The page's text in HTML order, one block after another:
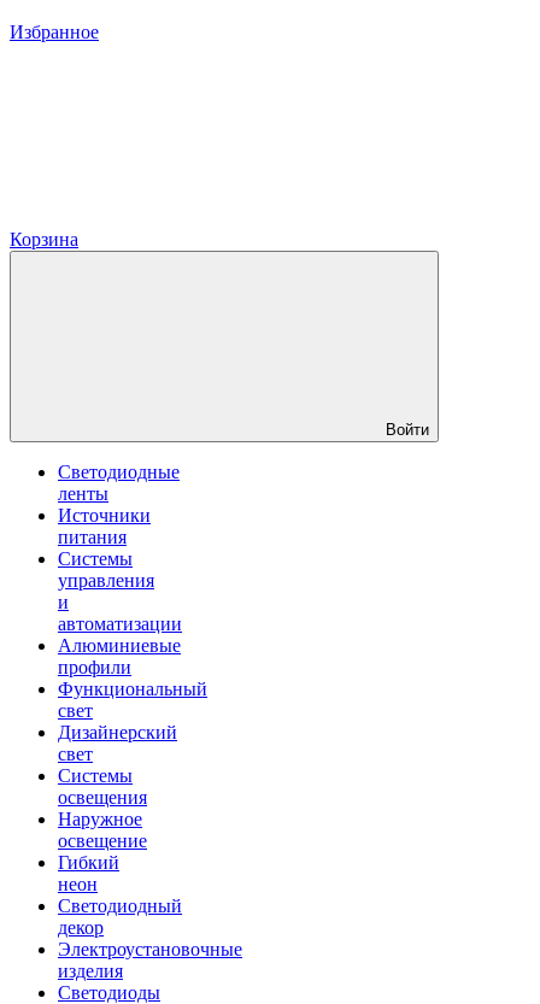
Избранное
Корзина
Войти
Светодиодные
ленты
Источники
питания
Системы
управления
и
автоматизации
Алюминиевые
профили
Функциональный
свет
Дизайнерский
свет
Системы
освещения
Наружное
освещение
Гибкий
неон
Светодиодный
декор
Электроустановочные
изделия
Светодиоды